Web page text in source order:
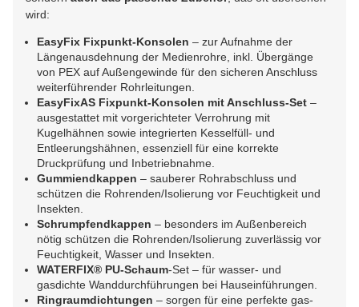
wird:
EasyFix Fixpunkt-Konsolen– zur Aufnahme der
Längenausdehnung der Medienrohre, inkl. Übergänge
von PEX auf Außengewinde für den sicheren Anschluss
weiterführender Rohrleitungen.
EasyFixAS Fixpunkt-Konsolen mit Anschluss-Set–
ausgestattet mit vorgerichteter Verrohrung mit
Kugelhähnen sowie integrierten Kesselfüll- und
Entleerungshähnen, essenziell für eine korrekte
Druckprüfung und Inbetriebnahme.
Gummiendkappen– sauberer Rohrabschluss und
schützen die Rohrenden/Isolierung vor Feuchtigkeit und
Insekten.
Schrumpfendkappen– besonders im Außenbereich
nötig schützen die Rohrenden/Isolierung zuverlässig vor
Feuchtigkeit, Wasser und Insekten.
WATERFIX® PU-Schaum-Set – für wasser- und
gasdichte Wanddurchführungen bei Hauseinführungen.
Ringraumdichtungen – sorgen für eine perfekte gas-